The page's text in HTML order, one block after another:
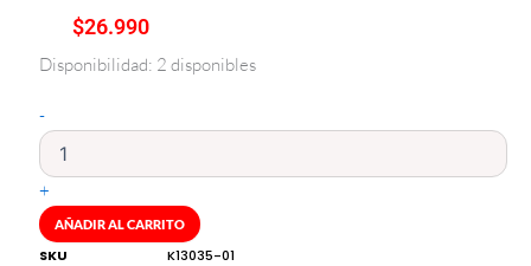
$26.990
Disponibilidad: 2 disponibles
-
Reloj
caballero
análogo
clásico
Yess
Watches
cantidad
+
AÑADIR AL CARRITO
SKU
K13035-01